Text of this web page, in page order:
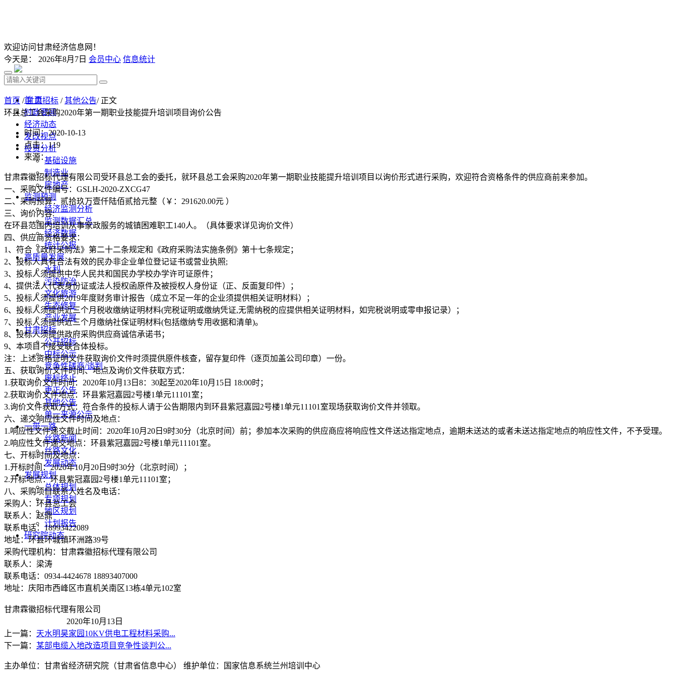
欢迎访问甘肃经济信息网！
今天是： 2026年8月7日 会员中心 信息统计
首 页
时政要闻
经济动态
发改视点
投资分析
基础设施
制造业
房地产
监测预测
经济监测分析
监测数据汇总
经济数据
统计公报
高质量发展
水利
污染防治
文化旅游
生态修复
产业发展
甘肃招标
公开招标
中标公示
竞争性磋商/谈判
废标终止
更正公告
其他公告
单一来源公示
一带一路
丝路新闻
丝路文化
发展动态
发展规划
总体规划
专项规划
地区规划
计划报告
研究院动态
首页 /甘肃招标 /其他公告/ 正文
环县总工会采购2020年第一期职业技能提升培训项目询价公告
时间：2020-10-13
点击：119
来源：
甘肃霖徽招标代理有限公司受环县总工会的委托，就环县总工会采购2020年第一期职业技能提升培训项目以询价形式进行采购，欢迎符合资格条件的供应商前来参加。
一、采购文件编号：GSLH-2020-ZXCG47
二、采购预算：贰拾玖万壹仟陆佰贰拾元整（￥：291620.00元 ）
三、询价内容:
在环县范围内培训从事家政服务的城镇困难职工140人。（具体要求详见询价文件）
四、供应商资格要求：
1、符合《政府采购法》第二十二条规定和《政府采购法实施条例》第十七条规定；
2、投标人具有合法有效的民办非企业单位登记证书或营业执照;
3、投标人须提供中华人民共和国民办学校办学许可证原件；
4、提供法人代表身份证或法人授权函原件及被授权人身份证（正、反面复印件）；
5、投标人须提供2019年度财务审计报告（成立不足一年的企业须提供相关证明材料）；
6、投标人须提供近三个月税收缴纳证明材料(完税证明或缴纳凭证,无需纳税的应提供相关证明材料，如完税说明或零申报记录）；
7、投标人须提供近三个月缴纳社保证明材料(包括缴纳专用收据和清单)。
8、投标人须提供政府采购供应商诚信承诺书；
9、本项目不接受联合体投标。
注：上述资格证明文件获取询价文件时须提供原件核查，留存复印件（逐页加盖公司印章）一份。
五、获取询价文件时间、地点及询价文件获取方式：
1.获取询价文件时间：2020年10月13日8：30起至2020年10月15日 18:00时；
2.获取询价文件地点：环县紫冠嘉园2号楼1单元11101室；
3.询价文件获取方式：符合条件的投标人请于公告期限内到环县紫冠嘉园2号楼1单元11101室现场获取询价文件并领取。
六、递交响应性文件时间及地点：
1.响应性文件递交截止时间：2020年10月20日9时30分（北京时间）前；参加本次采购的供应商应将响应性文件送达指定地点，逾期未送达的或者未送达指定地点的响应性文件，不予受理。
2.响应性文件递交地点：环县紫冠嘉园2号楼1单元11101室。
七、开标时间及地点：
1.开标时间：2020年10月20日9时30分（北京时间）；
2.开标地点：环县紫冠嘉园2号楼1单元11101室；
八、采购项目联系人姓名及电话：
采购人：环县总工会
联系人：赵鼎
联系电话：18993422089
地址：环县环城镇环洲路39号
采购代理机构：甘肃霖徽招标代理有限公司
联系人：梁涛
联系电话：0934-4424678 18893407000
地址：庆阳市西峰区市直机关南区13栋4单元102室
甘肃霖徽招标代理有限公司
2020年10月13日
上一篇： 天水明昊家园10KV供电工程材料采购...
下一篇： 某部电缆入地改造项目竞争性谈判公...
主办单位：甘肃省经济研究院（甘肃省信息中心） 维护单位：国家信息系统兰州培训中心